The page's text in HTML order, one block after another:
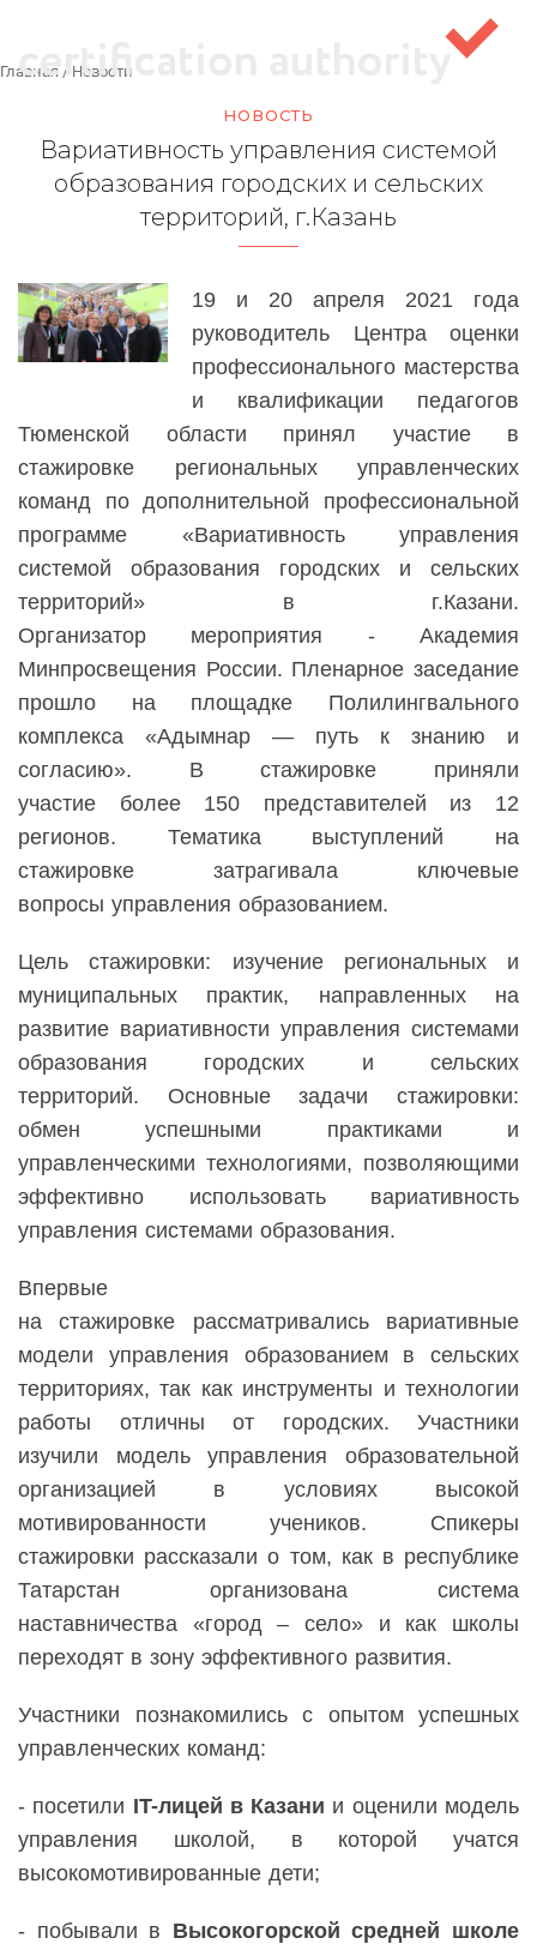
Главная / Новости
НОВОСТЬ
Вариативность управления системой
образования городских и сельских
территорий, г.Казань
19 и 20 апреля 2021 года
руководитель Центра оценки
профессионального мастерства
и квалификации педагогов
Тюменской области принял участие в
стажировке региональных управленческих
команд по дополнительной профессиональной
программе «Вариативность управления
системой образования городских и сельских
территорий» в г.Казани.
Организатор мероприятия -Академия
Минпросвещения России. Пленарное заседание
прошло на площадке Полилингвального
комплекса «Адымнар — путь к знанию и
согласию». В стажировке приняли
участие более 150 представителей из 12
регионов. Тематика выступлений на
стажировке затрагивала ключевые
вопросы управления образованием.
Цель стажировки: изучение региональных и
муниципальных практик, направленных на
развитие вариативности управления системами
образования городских и сельских
территорий. Основные задачи стажировки:
обмен успешными практиками и
управленческими технологиями, позволяющими
эффективно использовать вариативность
управления системами образования.
Впервые
настажировке рассматривалисьвариативные
модели управления образованием в сельских
территориях, так как инструменты и технологии
работы отличны от городских. Участники
изучили модель управления образовательной
организацией в условиях высокой
мотивированности учеников. Спикеры
стажировки рассказали о том, как в республике
Татарстан организована система
наставничества «город – село» и как школы
переходят в зону эффективного развития.
Участники познакомились с опытом успешных
управленческих команд:
- посетили IT-лицей в Казани и оценили модель
управления школой, в которой учатся
высокомотивированные дети;
- побывали в Высокогорской средней школе